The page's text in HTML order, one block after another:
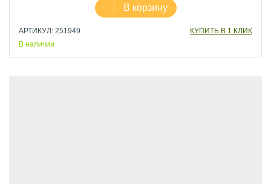
В корзину
АРТИКУЛ: 251949
КУПИТЬ В 1 КЛИК
В наличии